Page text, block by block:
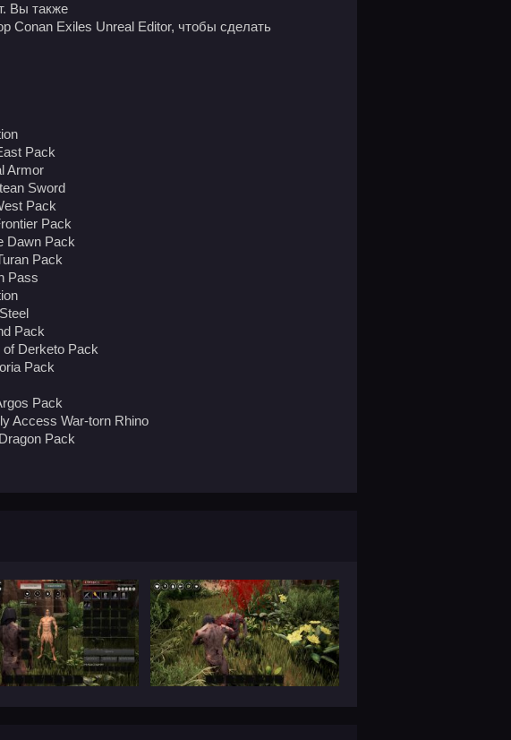
Вы также
Conan Exiles Unreal Editor, чтобы сделать
Pack
Armor
Sword
Pack
Pack
Dawn Pack
Pack
Pass
Pack
Derketo Pack
Pack
Pack
Access War-torn Rhino
Pack